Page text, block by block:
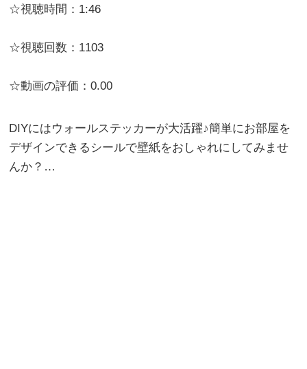
☆視聴時間：1:46
☆視聴回数：1103
☆動画の評価：0.00
DIYにはウォールステッカーが大活躍♪簡単にお部屋を
デザインできるシールで壁紙をおしゃれにしてみませ
んか？…